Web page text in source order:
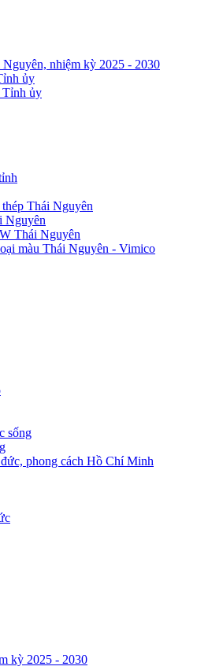
nhiệm kỳ 2025 - 2030
ủy
Tỉnh ủy
Thái Nguyên
Nguyên
Thái Nguyên
màu Thái Nguyên - Vimico
sống
phong cách Hồ Chí Minh
kỳ 2025 - 2030